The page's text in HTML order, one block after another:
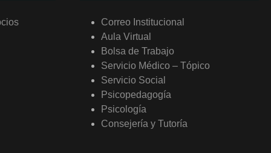
Correo Institucional
Aula Virtual
Bolsa de Trabajo
Servicio Médico – Tópico
Servicio Social
Psicopedagogía
Psicología
Consejería y Tutoría